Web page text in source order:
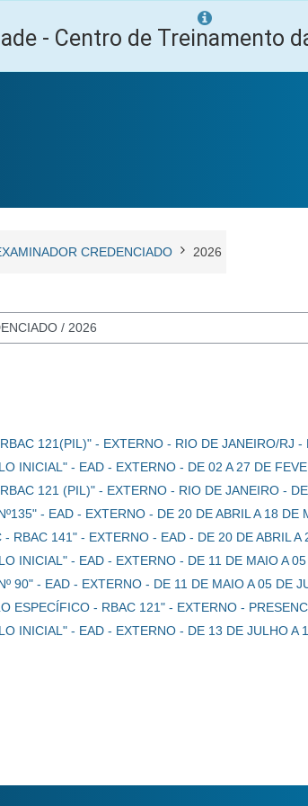
- Centro de Treinamento
CREDENCIADO 2026
121(PIL)" - EXTERNO - RIO DE JANEIRO/RJ
INICIAL" - EAD - EXTERNO - DE 02 A 27 DE
121 (PIL)" - EXTERNO - RIO DE JANEIRO -
- EAD - EXTERNO - DE 20 DE ABRIL A 18 DE
RBAC 141" - EXTERNO - EAD - DE 20 DE ABRIL
INICIAL" - EAD - EXTERNO - DE 11 DE MAIO A
90" - EAD - EXTERNO - DE 11 DE MAIO A 05 DE
ESPECÍFICO - RBAC 121" - EXTERNO -
INICIAL" - EAD - EXTERNO - DE 13 DE JULHO A